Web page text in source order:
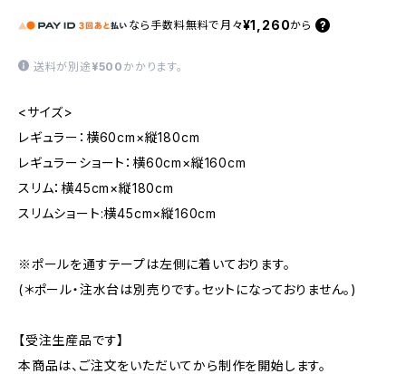
なら 手数料無料で 月々¥1,260から
送料が別途 ¥500 かかります。
<サイズ>
レギュラー：横60cm×縦180cm
レギュラーショート：横60cm×縦160cm
スリム：横45cm×縦180cm
スリムショート:横45cm×縦160cm
※ポールを通すテープは左側に着いております。
(＊ポール・注水台は別売りです。セットになっておりません。)
【受注生産品です】
本商品は、ご注文をいただいてから制作を開始します。